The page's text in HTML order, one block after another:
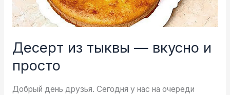
Десерт из тыквы — вкусно и
просто
Добрый день друзья. Сегодня у нас на очереди